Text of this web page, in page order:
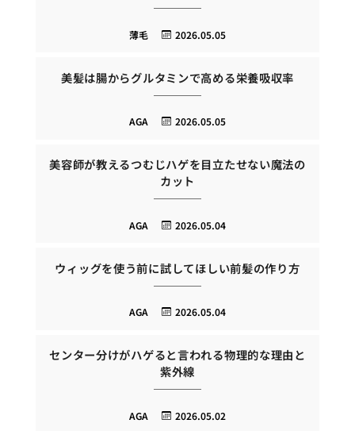
2026.05.05
薄毛
美髪は腸からグルタミンで高める栄養吸収率
2026.05.05
AGA
美容師が教えるつむじハゲを目立たせない魔法の
カット
2026.05.04
AGA
ウィッグを使う前に試してほしい前髪の作り方
2026.05.04
AGA
センター分けがハゲると言われる物理的な理由と
紫外線
2026.05.02
AGA